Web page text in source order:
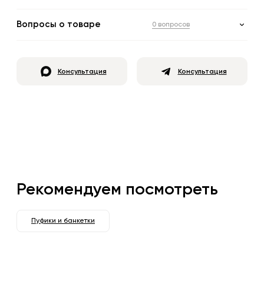
Вопросы о товаре 0 вопросов
Консультация Консультация
Рекомендуем посмотреть
Пуфики и банкетки